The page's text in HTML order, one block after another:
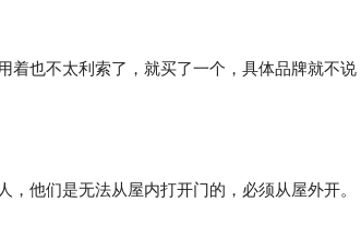
着也不太利索了，就买了一个，具体品牌就不说
他们是无法从屋内打开门的，必须从屋外开。